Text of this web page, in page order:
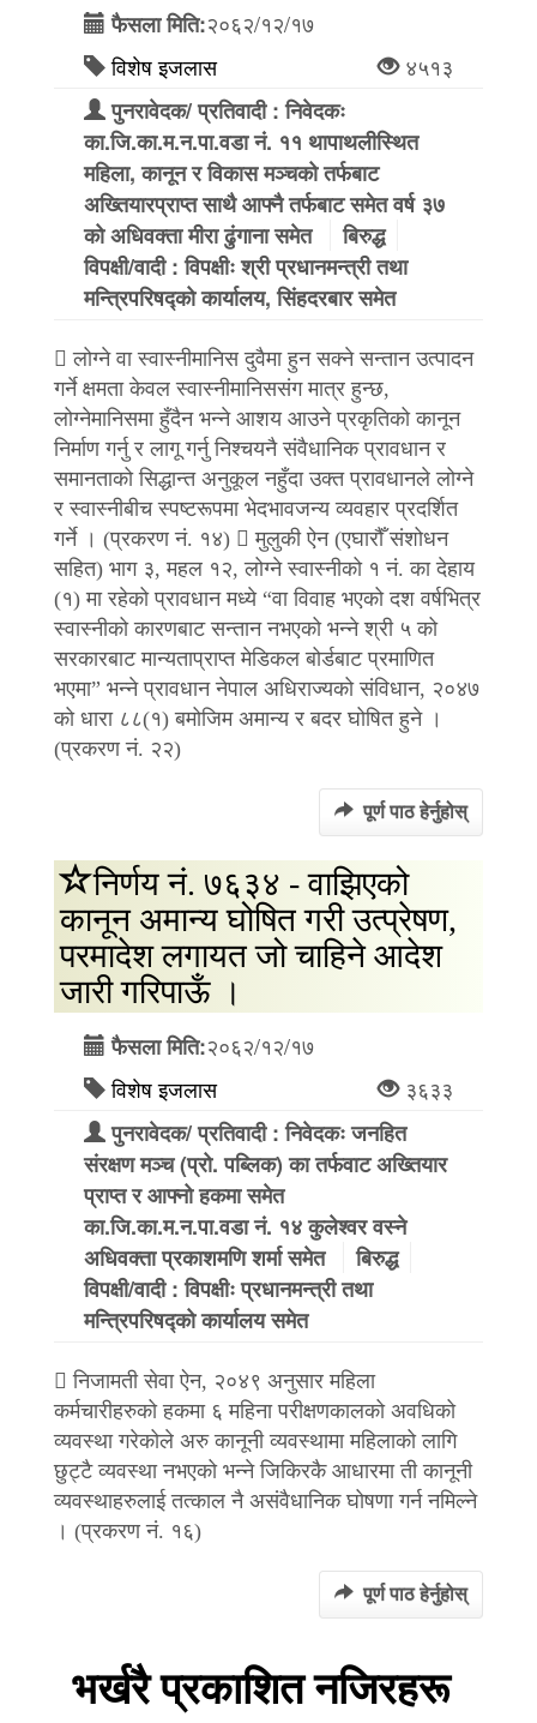
फैसला मिति:२०६२/१२/१७
विशेष इजलास
४५१३
पुनरावेदक/ प्रतिवादी : निवेदकः
का.जि.का.म.न.पा.वडा नं. ११ थापाथलीस्थित
महिला, कानून र विकास मञ्चको तर्फबाट
अख्तियारप्राप्त साथै आफ्नै तर्फबाट समेत वर्ष ३७
को अधिवक्ता मीरा ढुंगाना समेत
बिरुद्ध
विपक्षी/वादी : विपक्षीः श्री प्रधानमन्त्री तथा
मन्त्रिपरिषद्को कार्यालय, सिंहदरबार समेत
 लोग्ने वा स्वास्नीमानिस दुवैमा हुन सक्ने सन्तान उत्पादन
गर्ने क्षमता केवल स्वास्नीमानिससंग मात्र हुन्छ,
लोग्नेमानिसमा हुँदैन भन्ने आशय आउने प्रकृतिको कानून
निर्माण गर्नु र लागू गर्नु निश्चयनै संवैधानिक प्रावधान र
समानताको सिद्धान्त अनुकूल नहुँदा उक्त प्रावधानले लोग्ने
र स्वास्नीबीच स्पष्टरूपमा भेदभावजन्य व्यवहार प्रदर्शित
गर्ने । (प्रकरण नं. १४)  मुलुकी ऐन (एघारौँ संशोधन
सहित) भाग ३, महल १२, लोग्ने स्वास्नीको १ नं. का देहाय
(१) मा रहेको प्रावधान मध्ये “वा विवाह भएको दश वर्षभित्र
स्वास्नीको कारणबाट सन्तान नभएको भन्ने श्री ५ को
सरकारबाट मान्यताप्राप्त मेडिकल बोर्डबाट प्रमाणित
भएमा” भन्ने प्रावधान नेपाल अधिराज्यको संविधान, २०४७
को धारा ८८(१) बमोजिम अमान्य र बदर घोषित हुने ।
(प्रकरण नं. २२)
पूर्ण पाठ हेर्नुहोस्
निर्णय नं. ७६३४ - वाझिएको
कानून अमान्य घोषित गरी उत्प्रेषण,
परमादेश लगायत जो चाहिने आदेश
जारी गरिपाऊँ ।
फैसला मिति:२०६२/१२/१७
विशेष इजलास
३६३३
पुनरावेदक/ प्रतिवादी : निवेदकः जनहित
संरक्षण मञ्च (प्रो. पब्लिक) का तर्फवाट अख्तियार
प्राप्त र आफ्नो हकमा समेत
का.जि.का.म.न.पा.वडा नं. १४ कुलेश्वर वस्ने
अधिवक्ता प्रकाशमणि शर्मा समेत
बिरुद्ध
विपक्षी/वादी : विपक्षीः प्रधानमन्त्री तथा
मन्त्रिपरिषद्को कार्यालय समेत
 निजामती सेवा ऐन, २०४९ अनुसार महिला
कर्मचारीहरुको हकमा ६ महिना परीक्षणकालको अवधिको
व्यवस्था गरेकोले अरु कानूनी व्यवस्थामा महिलाको लागि
छुट्टै व्यवस्था नभएको भन्ने जिकिरकै आधारमा ती कानूनी
व्यवस्थाहरुलाई तत्काल नै असंवैधानिक घोषणा गर्न नमिल्ने
। (प्रकरण नं. १६)
पूर्ण पाठ हेर्नुहोस्
भर्खरै प्रकाशित नजिरहरू